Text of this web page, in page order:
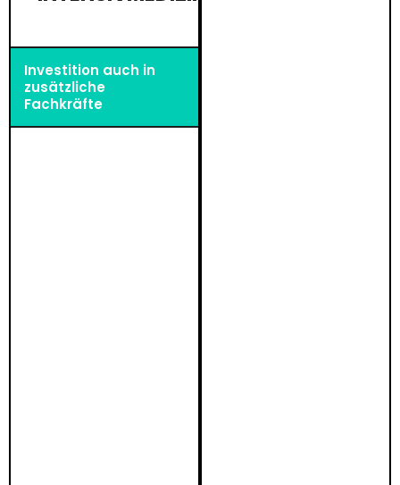
Investition auch in
zusätzliche
Fachkräfte